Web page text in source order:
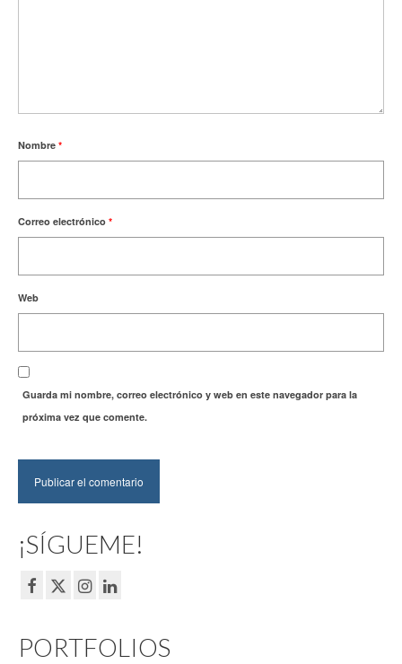
Nombre *
Correo electrónico *
Web
Guarda mi nombre, correo electrónico y web en este navegador para la
próxima vez que comente.
¡SÍGUEME!
PORTFOLIOS